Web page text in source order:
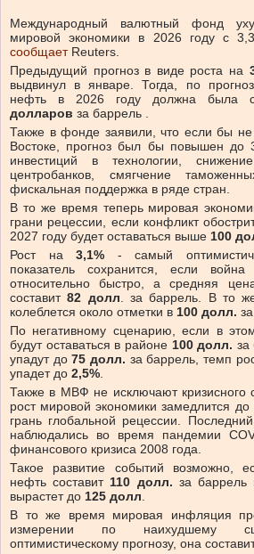
Международный валютный фонд
мировой экономики в 2026 году с
сообщает Reuters.
Предыдущий прогноз в виде роста на
выдвинул в январе. Тогда, по
нефть в 2026 году должна была
долларов за баррель .
Также в фонде заявили, что если бы
Востоке, прогноз был бы повышен
инвестиций в технологии,
центробанков, смягчение
фискальная поддержка в ряде стран.
В то же время теперь мировая
грани рецессии, если конфликт
2027 году будет оставаться выше 100
Рост на3,1% - самый
показатель сохранится, если
относительно быстро, а средняя
составит82 долл. за баррель. В то
колеблется около отметки в 100 долл.
По негативному сценарию, если в
будут оставаться в районе 100 долл. за
упадут до75 долл. за баррель, темп
упадет до 2,5%.
Также в МВФ не исключают кризисного
рост мировой экономики замедлится до
грань глобальной рецессии.
наблюдались во время пандемии
финансового кризиса 2008 года.
Такое развитие событий возможно,
нефть составит110 долл. за баррель
вырастет до 125 долл.
В то же время мировая инфляция
измерении по наихудшему
оптимистическому прогнозу, она